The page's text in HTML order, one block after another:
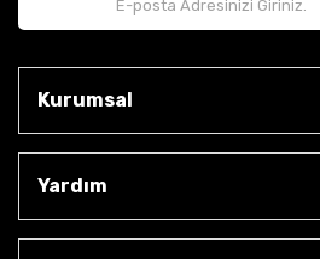
Kurumsal
Yardım